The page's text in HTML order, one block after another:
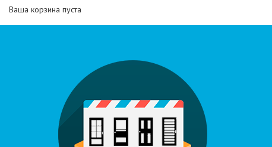
Ваша корзина пуста